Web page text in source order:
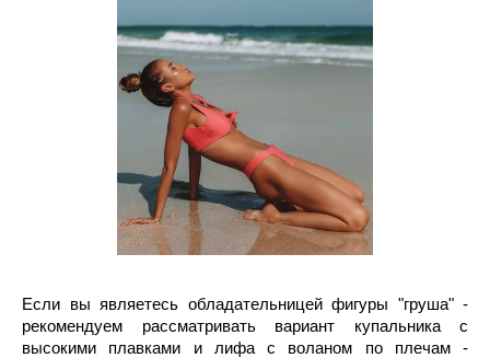
Если вы являетесь обладательницей фигуры "груша" -
рекомендуем рассматривать вариант купальника с
высокими плавками и лифа с воланом по плечам -